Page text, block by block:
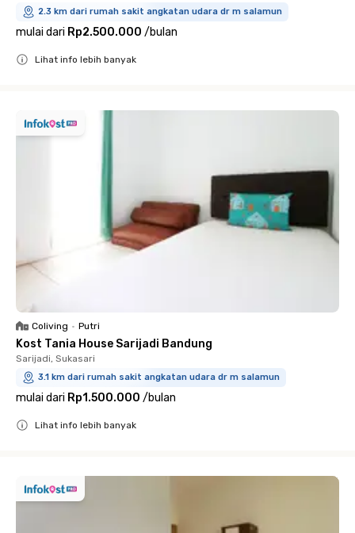
2.3 km dari rumah sakit angkatan udara dr m salamun
mulai dari Rp2.500.000 /bulan
Lihat info lebih banyak
Coliving • Putri
Kost Tania House Sarijadi Bandung
Sarijadi, Sukasari
3.1 km dari rumah sakit angkatan udara dr m salamun
mulai dari Rp1.500.000 /bulan
Lihat info lebih banyak